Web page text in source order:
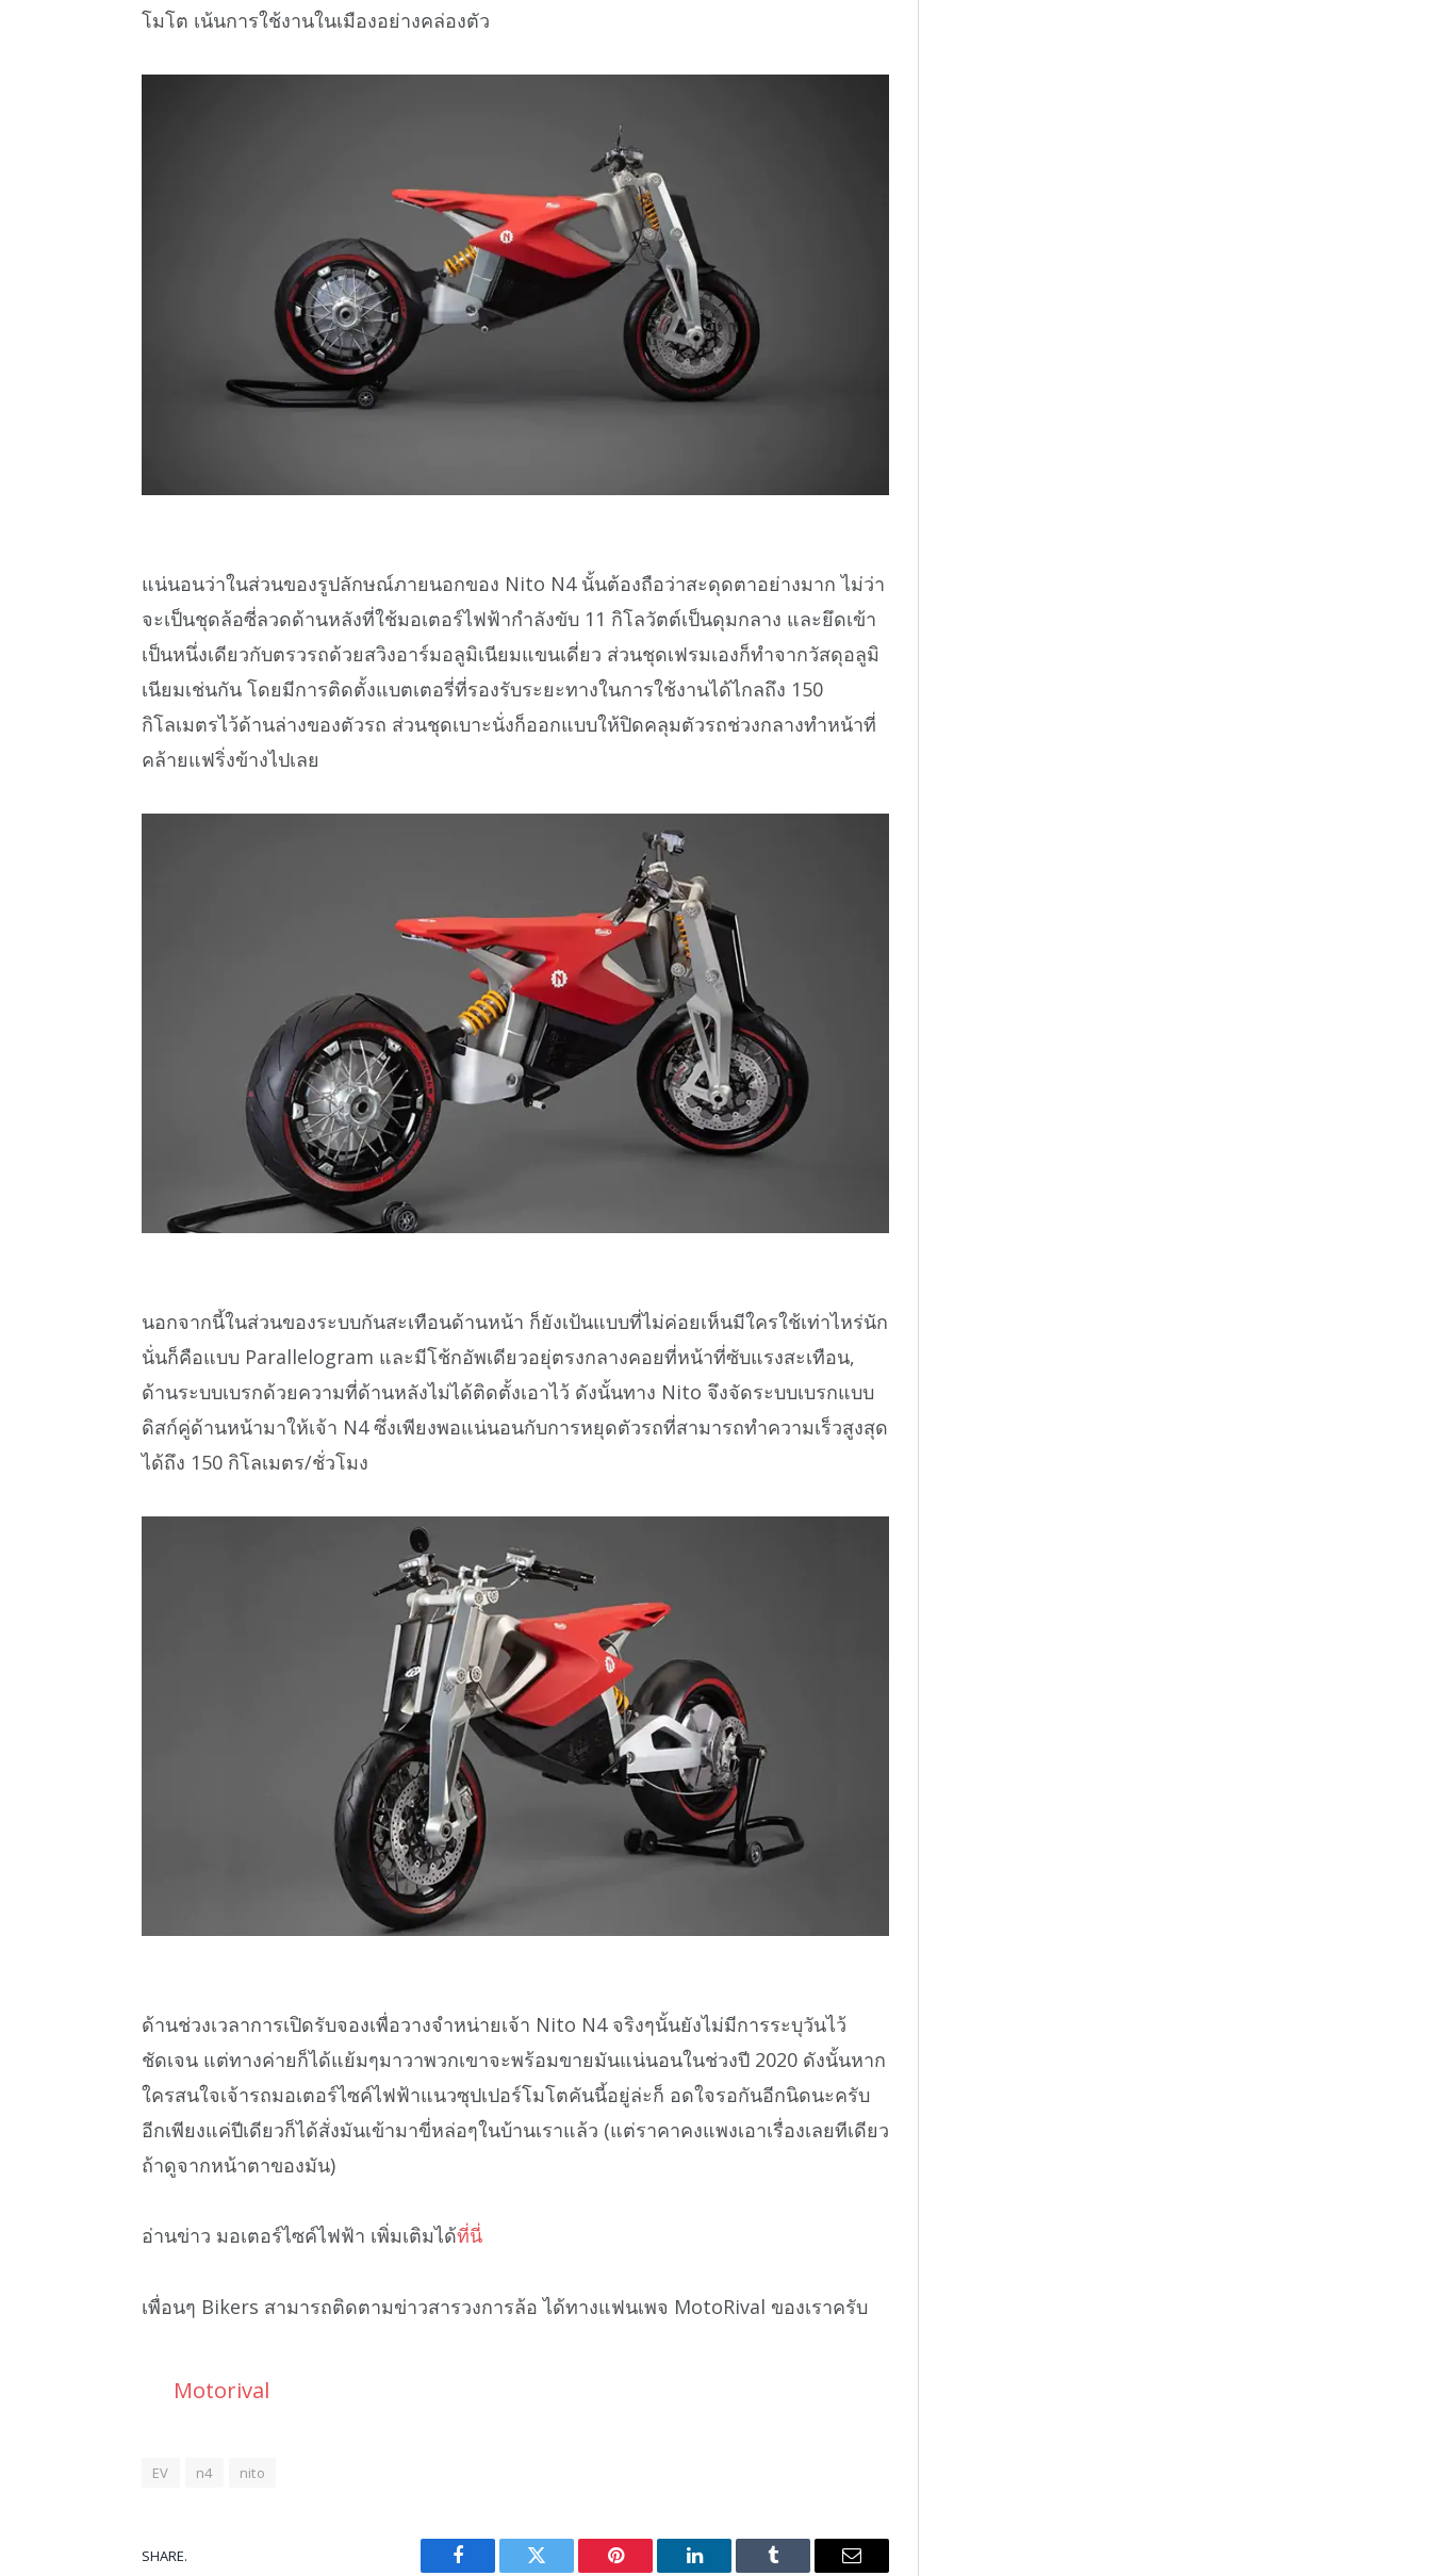
โมโต เน้นการใช้งานในเมืองอย่างคล่องตัว
แน่นอนว่าในส่วนของรูปลักษณ์ภายนอกของ Nito N4 นั้นต้องถือว่าสะดุดตาอย่างมาก ไม่ว่า
จะเป็นชุดล้อซี่ลวดด้านหลังที่ใช้มอเตอร์ไฟฟ้ากำลังขับ 11 กิโลวัตต์เป็นดุมกลาง และยึดเข้า
เป็นหนึ่งเดียวกับตรวรถด้วยสวิงอาร์มอลูมิเนียมแขนเดี่ยว ส่วนชุดเฟรมเองก็ทำจากวัสดุอลูมิ
เนียมเช่นกัน โดยมีการติดตั้งแบตเตอรี่ที่รองรับระยะทางในการใช้งานได้ไกลถึง 150
กิโลเมตรไว้ด้านล่างของตัวรถ ส่วนชุดเบาะนั่งก็ออกแบบให้ปิดคลุมตัวรถช่วงกลางทำหน้าที่
คล้ายแฟริ่งข้างไปเลย
นอกจากนี้ในส่วนของระบบกันสะเทือนด้านหน้า ก็ยังเป้นแบบที่ไม่ค่อยเห็นมีใครใช้เท่าไหร่นัก
นั่นก็คือแบบ Parallelogram และมีโช้กอัพเดียวอยุ่ตรงกลางคอยที่หน้าที่ซับแรงสะเทือน,
ด้านระบบเบรกด้วยความที่ด้านหลังไม่ได้ติดตั้งเอาไว้ ดังนั้นทาง Nito จึงจัดระบบเบรกแบบ
ดิสก์คู่ด้านหน้ามาให้เจ้า N4 ซึ่งเพียงพอแน่นอนกับการหยุดตัวรถที่สามารถทำความเร็วสูงสุด
ได้ถึง 150 กิโลเมตร/ชั่วโมง
ด้านช่วงเวลาการเปิดรับจองเพื่อวางจำหน่ายเจ้า Nito N4 จริงๆนั้นยังไม่มีการระบุวันไว้
ชัดเจน แต่ทางค่ายก็ได้แย้มๆมาวาพวกเขาจะพร้อมขายมันแน่นอนในช่วงปี 2020 ดังนั้นหาก
ใครสนใจเจ้ารถมอเตอร์ไซค์ไฟฟ้าแนวซุปเปอร์โมโตคันนี้อยู่ล่ะก็ อดใจรอกันอีกนิดนะครับ
อีกเพียงแค่ปีเดียวก็ได้สั่งมันเข้ามาขี่หล่อๆในบ้านเราแล้ว (แต่ราคาคงแพงเอาเรื่องเลยทีเดียว
ถ้าดูจากหน้าตาของมัน)
อ่านข่าว มอเตอร์ไซค์ไฟฟ้า เพิ่มเติมได้ที่นี่
เพื่อนๆ Bikers สามารถติดตามข่าวสารวงการล้อ ได้ทางแฟนเพจ MotoRival ของเราครับ
Motorival
EV n4 nito
SHARE.
Facebook Twitter Pinterest LinkedIn Tumblr Email